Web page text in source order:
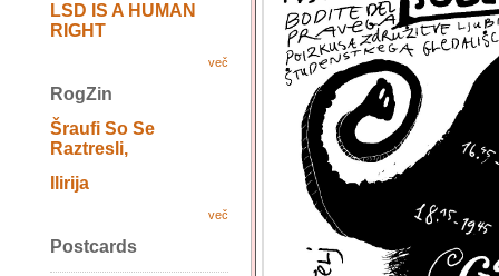
LSD IS A HUMAN
RIGHT
več
RogZin
Šraufi So Se
Raztresli,
Ilirija
več
Postcards